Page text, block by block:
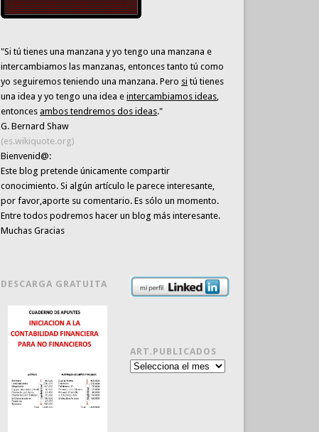
"Si tú tienes una manzana y yo tengo una manzana e
intercambiamos las manzanas, entonces tanto tú como
yo seguiremos teniendo una manzana. Pero si tú tienes
una idea y yo tengo una idea eintercambiamos ideas,
entoncesambos tendremos dos ideas."
G. Bernard Shaw
(es.wikiquote.org)
Bienvenid@:
Este blog pretende únicamentecompartir
conocimiento. Si algún artículo le parece interesante,
por favor,aporte su comentario. Es sólo un momento.
Entre todos podremos hacer un blog más interesante.
Muchas Gracias
DESCARGA GRATUITA
ART.PUBLICADOS
Art.publicados